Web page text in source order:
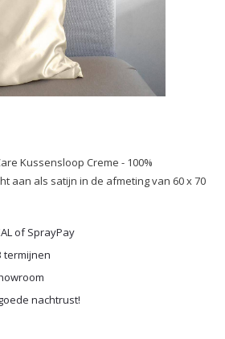
Kussensloop Creme - 100%
aan als satijn in de afmeting van 60 x 70
of SprayPay
termijnen
nachtrust!